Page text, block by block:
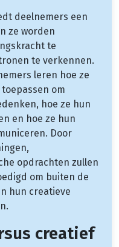
deelnemers een
ze worden
te
te verkennen.
leren hoe ze
om
hoe ze hun
en hoe ze hun
Door
opdrachten zullen
om buiten de
hun creatieve
creatief